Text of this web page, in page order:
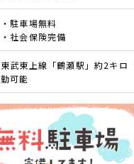
・駐車場無料
・社会保険完備
東武東上線「鶴瀬駅」約2キ
勤可能